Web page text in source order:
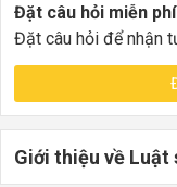
Đặt câu hỏi miễn phí
Đặt câu hỏi để nhận
Giới thiệu về Luật